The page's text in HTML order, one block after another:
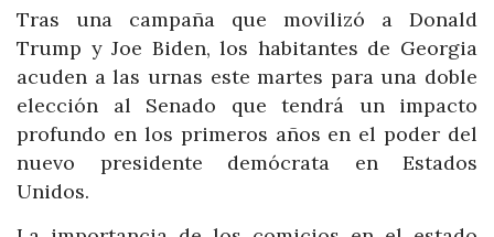
Tras una campaña que movilizó a Donald
Trump y Joe Biden, los habitantes de Georgia
acuden a las urnas este martes para una doble
elección al Senado que tendrá un impacto
profundo en los primeros años en el poder del
nuevo presidente demócrata en Estados
Unidos.